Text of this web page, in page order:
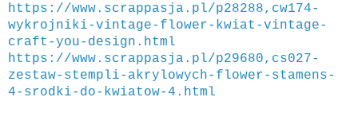
https://www.scrappasja.pl/p28288,cw174-
wykrojniki-vintage-flower-kwiat-vintage-
craft-you-design.html
https://www.scrappasja.pl/p29680,cs027-
zestaw-stempli-akrylowych-flower-stamens-
4-srodki-do-kwiatow-4.html